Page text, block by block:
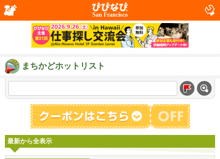
San Francisco
まちかどホットリスト
最新から全表示